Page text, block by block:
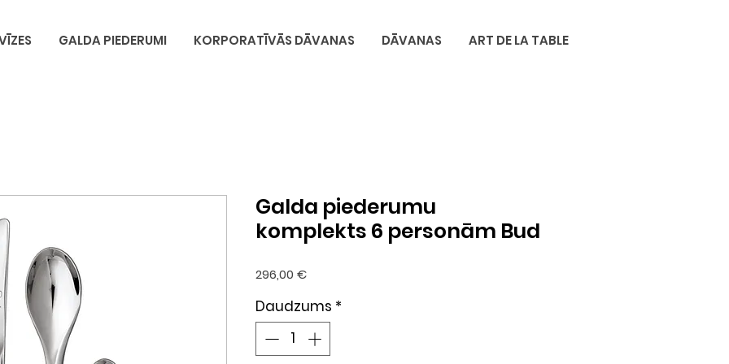
GALDA PIEDERUMI KORPORATĪVĀS DĀVANAS DĀVANAS ART DE LA TABLE
Galda piederumu
komplekts 6 personām Bud
296,00 €Cena
Daudzums *